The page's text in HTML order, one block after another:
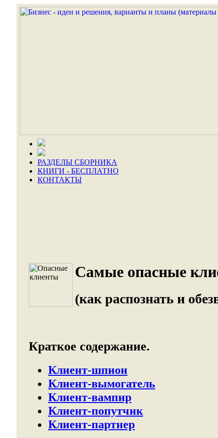
РАЗДЕЛЫ СБОРНИКА
КНИГИ - БЕСПЛАТНО
КОНТАКТЫ
Самые опасные
(как распознать и
Краткое содержание.
Клиент-шпион
Клиент-вымогатель
Клиент-вампир
Клиент-попутчик
Клиент-партнер